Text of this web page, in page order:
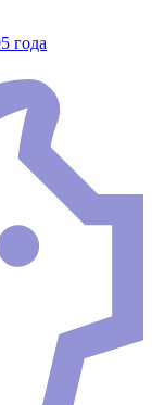
года